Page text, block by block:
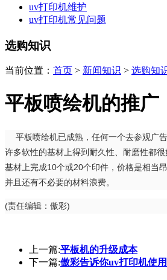
uv打印机维护
uv打印机常见问题
选购知识
当前位置： 首页 > 新闻知识 > 选购知
平板喷绘机的推广
平板喷绘机已成熟，任何一个去参观广
许多软性的基材上得到耐久性、耐磨性都
基材上完成10个或20个印件，价格是相当
并且还有不必要的材料浪费。
(责任编辑：傲彩)
上一篇:平板机的升级成本
下一篇:傲彩告诉你uv打印机使